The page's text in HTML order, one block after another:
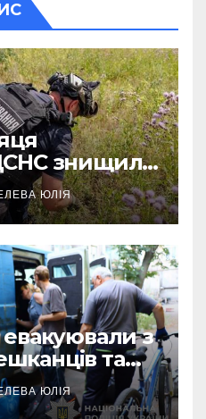
знищили
ЮЛІЯ
евакуювали з
та
улюбленців
ЮЛІЯ